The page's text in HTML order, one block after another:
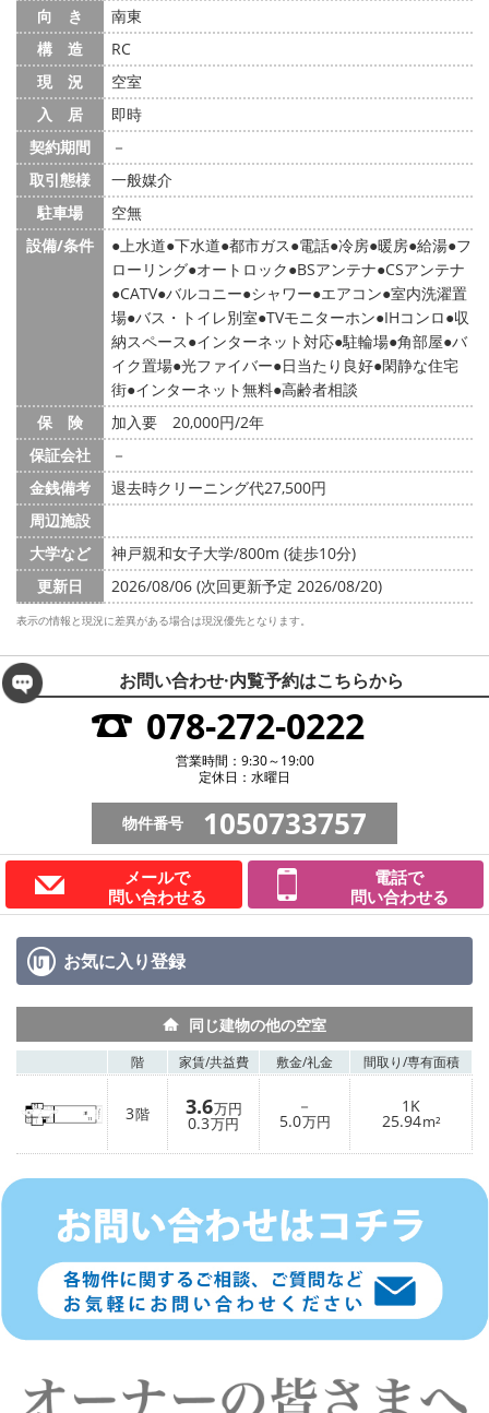
向 き
南東
構 造
RC
現 況
空室
入 居
即時
契約期間
－
取引態様
一般媒介
駐車場
空無
設備/条件
上水道 下水道 都市ガス 電話 冷房 暖房 給湯 フ
ローリング オートロック BSアンテナ CSアンテナ
CATV バルコニー シャワー エアコン 室内洗濯置
場 バス・トイレ別室 TVモニターホン IHコンロ 収
納スペース インターネット対応 駐輪場 角部屋 バ
イク置場 光ファイバー 日当たり良好 閑静な住宅
街 インターネット無料 高齢者相談
保 険
加入要 20,000円/2年
保証会社
－
金銭備考
退去時クリーニング代27,500円
周辺施設
大学など
神戸親和女子大学/800m (徒歩10分)
更新日
2026/08/06 (次回更新予定 2026/08/20)
表示の情報と現況に差異がある場合は現況優先となります。
お問い合わせ·内覧予約はこちらから
078-272-0222
営業時間：9:30～19:00
定休日：水曜日
物件番号 1050733757
メールで
問い合わせる
電話で
問い合わせる
お気に入り登録
同じ建物の他の空室
階 家賃/共益費 敷金/礼金 間取り/専有面積
3階 3.6万円
0.3万円
－
5.0万円
1K
25.94m²